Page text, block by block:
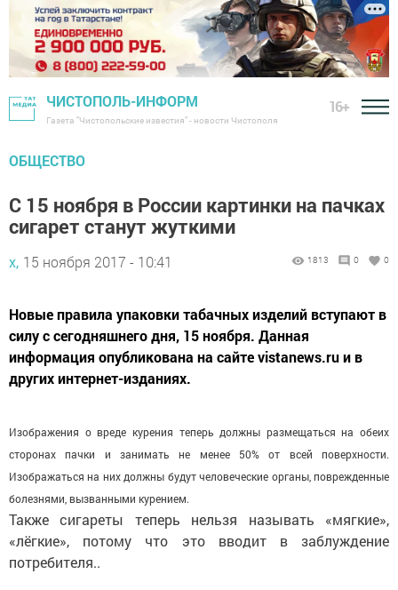
ЧИСТОПОЛЬ-ИНФОРМ
Газета "Чистопольские известия" - новости Чистополя
16+
ОБЩЕСТВО
С 15 ноября в России картинки на пачках
сигарет станут жуткими
х, 15 ноября 2017 - 10:41 1813 0 0
Новые правила упаковки табачных изделий вступают в
силу с сегодняшнего дня, 15 ноября. Данная
информация опубликована на сайте vistanews.ru и в
других интернет-изданиях.
Изображения о вреде курения теперь должны размещаться на обеих
сторонах пачки и занимать не менее 50% от всей поверхности.
Изображаться на них должны будут человеческие органы, поврежденные
болезнями, вызванными курением.
Также сигареты теперь нельзя называть «мягкие»,
«лёгкие», потому что это вводит в заблуждение
потребителя..